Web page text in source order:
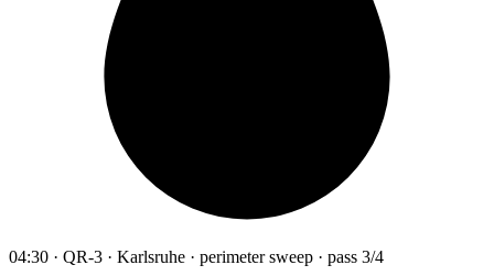
04:30 · QR-3 · Karlsruhe · perimeter sweep · pass 3/4